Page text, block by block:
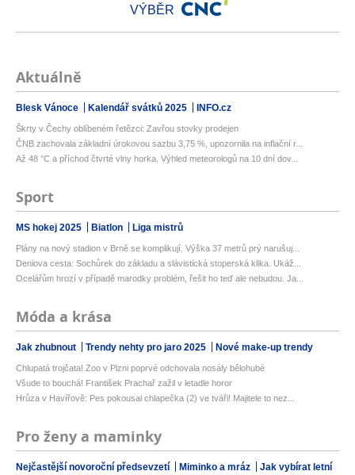
VÝBĚR
Aktuálně
Blesk Vánoce Kalendář svátků 2025 INFO.cz
Škrty v Čechy oblíbeném řetězci: Zavřou stovky prodejen
ČNB zachovala základní úrokovou sazbu 3,75 %, upozornila na inflační r...
Až 48 °C a příchod čtvrté vlny horka. Výhled meteorologů na 10 dní dov...
Sport
MS hokej 2025 Biatlon Liga mistrů
Plány na nový stadion v Brně se komplikují. Výška 37 metrů prý narušuj...
Deniova cesta: Sochůrek do základu a slávistická stoperská klika. Ukáž...
Ocelářům hrozí v případě marodky problém, řešit ho teď ale nebudou. Ja...
Móda a krása
Jak zhubnout Trendy nehty pro jaro 2025 Nové make-up trendy
Chlupatá trojčata! Zoo v Plzni poprvé odchovala nosály bělohubé
Všude to bouchá! František Prachař zažil v letadle horor
Hrůza v Havířově: Pes pokousal chlapečka (2) ve tváři! Majitele to nez...
Pro ženy a maminky
Nejčastější novoroční předsevzetí Miminko a mráz
Jak vybírat letní